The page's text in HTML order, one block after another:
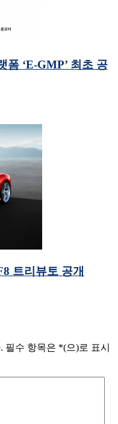
폼 ‘E-GMP’ 최초 공
트리뷰토 공개
필수 항목은 *(으)로 표시